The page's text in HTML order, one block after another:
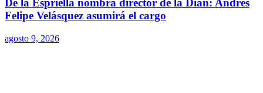
De la Espriella nombra director de la Dian: Andrés
Felipe Velásquez asumirá el cargo
agosto 9, 2026